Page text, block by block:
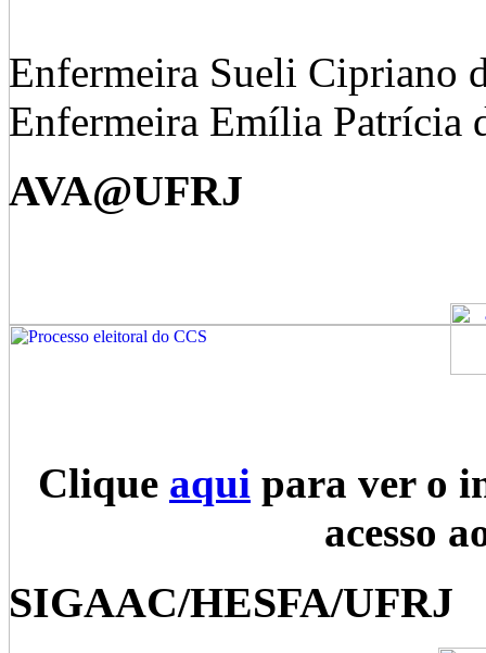
Enfermeira Sueli Cipriano
Enfermeira Emília Patrícia
AVA@UFRJ
Clique aqui para ver o
acesso
SIGAAC/HESFA/UFRJ